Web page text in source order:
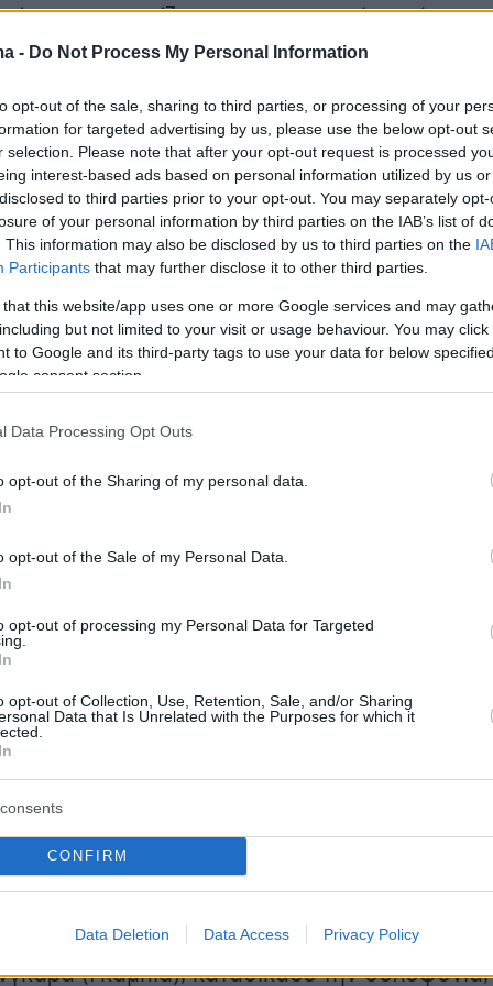
- Do Not Process My Personal Information
opt-out of the sale, sharing to third parties, or processing of your
for targeted advertising by us, please use the below opt-out
selection. Please note that after your opt-out request is processed
interest-based ads based on personal information utilized by us
to third parties prior to your opt-out. You may separately
of your personal information by third parties on the IAB’s list of
This information may also be disclosed by us to third parties on the
Participants that may further disclose it to other third parties.
that this website/app uses one or more Google services and may
but not limited to your visit or usage behaviour. You may
to Google and its third-party tags to use your data for below
consent section.
Data Processing Opt Outs
opt-out of the Sharing of my personal data.
opt-out of the Sale of my Personal Data.
opt-out of processing my Personal Data for Targeted
opt-out of Collection, Use, Retention, Sale, and/or Sharing
Data that Is Unrelated with the Purposes for which it
CONFIRM
Data Deletion Data Access Privacy Policy
χαρακτηρίζεται τρομοκρατική οργάνωση
τις ΗΠΑ και την ΕΕ, δεν έχει εμφανιστεί
τις προσπάθειες για να τον
ο αρχηγός του γενικού επιτελείου εθνικής
ο στρατηγός Χερτσί Χαλεβί.
προσπάθειες έχουν αποτύχει
πόλεμος, στον οποίο σύμφωνα με το
έχουν χαθεί τουλάχιστον 40.000 ζωές
παλαιστινιακό θύλακο, απειλείται να
Μέση Ανατολή, ανάμεσα από τη μια στο
ιδίως τις ΗΠΑ.
κατακόρυφα μετά τους θανάτους του
βραχίονα της Χεζμπολά, την 30ή Ιουλίου
το Ιράν έχουν «υποχρέωση να
μετά τις δυο δολοφονίες, είπε προχθές
του ένοπλου λιβανικού κινήματος Χασάν
πως θα υπάρξουν αντίποινα
συνεδρίασής του χθες στη Σαουδική
Ισλαμικής Συνεργασίας (ΟΙΣ) έκρινε
υπεύθυνο». Ο ασκών την προεδρία του, ο
(Γκάμπια), καταδίκασε την δολοφονία,